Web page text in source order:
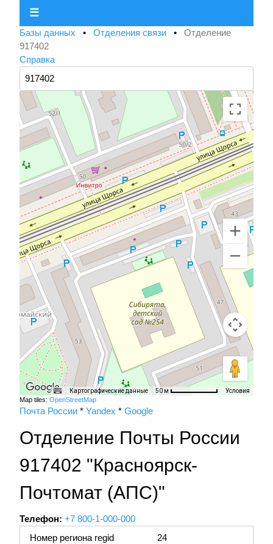
☰
Базы данных • Отделения связи • Отделение
917402
Справка
Картографические данные 50 м Условия
Map tiles: OpenStreetMap
Почта России * Yandex * Google
Отделение Почты России
917402 "Красноярск-
Почтомат (АПС)"
Телефон: +7 800-1-000-000
Номер региона regid
24